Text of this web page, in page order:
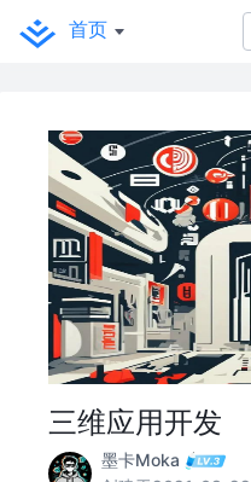
首页
三维应用开发
墨卡Moka